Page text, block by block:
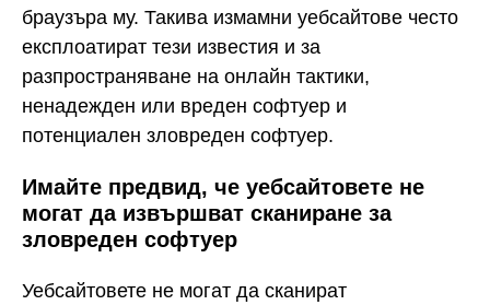
браузъра му. Такива измамни уебсайтове често
експлоатират тези известия и за
разпространяване на онлайн тактики,
ненадежден или вреден софтуер и
потенциален зловреден софтуер.
Имайте предвид, че уебсайтовете не
могат да извършват сканиране за
зловреден софтуер
Уебсайтовете не могат да сканират